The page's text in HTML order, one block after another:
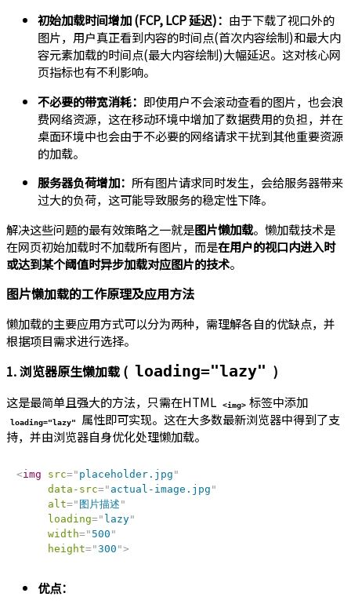
初始加载时间增加 (FCP, LCP 延迟)： 由于下载了视口外的
图片，用户真正看到内容的时间点(首次内容绘制)和最大内
容元素加载的时间点(最大内容绘制)大幅延迟。这对核心网
页指标也有不利影响。
不必要的带宽消耗： 即使用户不会滚动查看的图片，也会浪
费网络资源，这在移动环境中增加了数据费用的负担，并在
桌面环境中也会由于不必要的网络请求干扰到其他重要资源
的加载。
服务器负荷增加： 所有图片请求同时发生，会给服务器带来
过大的负荷，这可能导致服务的稳定性下降。
解决这些问题的最有效策略之一就是图片懒加载。懒加载技术是
在网页初始加载时不加载所有图片，而是在用户的视口内进入时
或达到某个阈值时异步加载对应图片的技术。
图片懒加载的工作原理及应用方法
懒加载的主要应用方式可以分为两种，需理解各自的优缺点，并
根据项目需求进行选择。
1. 浏览器原生懒加载 ( loading="lazy" )
这是最简单且强大的方法，只需在HTML <img> 标签中添加
loading="lazy"
属性即可实现。这在大多数最新浏览器中得到了支
持，并由浏览器自身优化处理懒加载。
<img src=" placeholder.jpg "
data-src=" actual-image.jpg "
alt=" 图片描述 "
loading=" lazy"
width=" 500 "
height="300 ">
优点：